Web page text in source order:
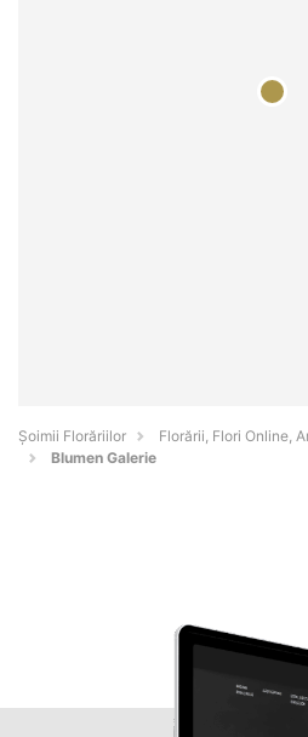
Șoimii Florăriilor
Florării, Flori Online,
Blumen Galerie